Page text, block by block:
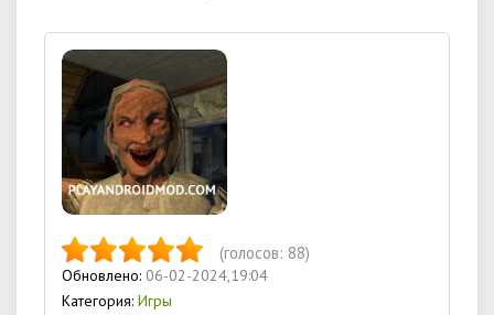
(голосов: 88)
Обновлено: 06-02-2024,19:04
Категория: Игры